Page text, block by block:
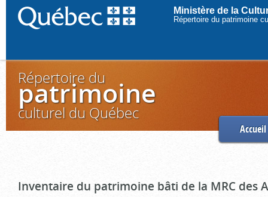
Ministère de la
Répertoire du patrimoine
Répertoire du
patrimoine
culturel du Québec
Accueil
Inventaire du patrimoine bâti de la MRC des